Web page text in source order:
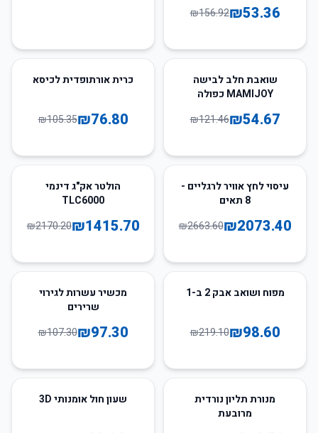
₪53.36
₪156.92
שואבת חלב לבישה
MAMIJOY כפולה
₪54.67
₪121.46
27
כרית אורתופדית לכיסא
₪76.80
₪105.35
22
עיסוי לחץ אוויר לרגליים -
8 תאים
₪2073.40
₪2663.60
הולטר אק"ג דינמי
TLC6000
₪1415.70
₪2170.20
55
מפוח ושואב אבק 2 ב-1
₪98.60
₪219.10
מכשיר עשרות לגירוי
שרירים
₪97.30
₪107.30
מנורת תליון נורדית
מרובעת
שעון חול אומנותי 3D